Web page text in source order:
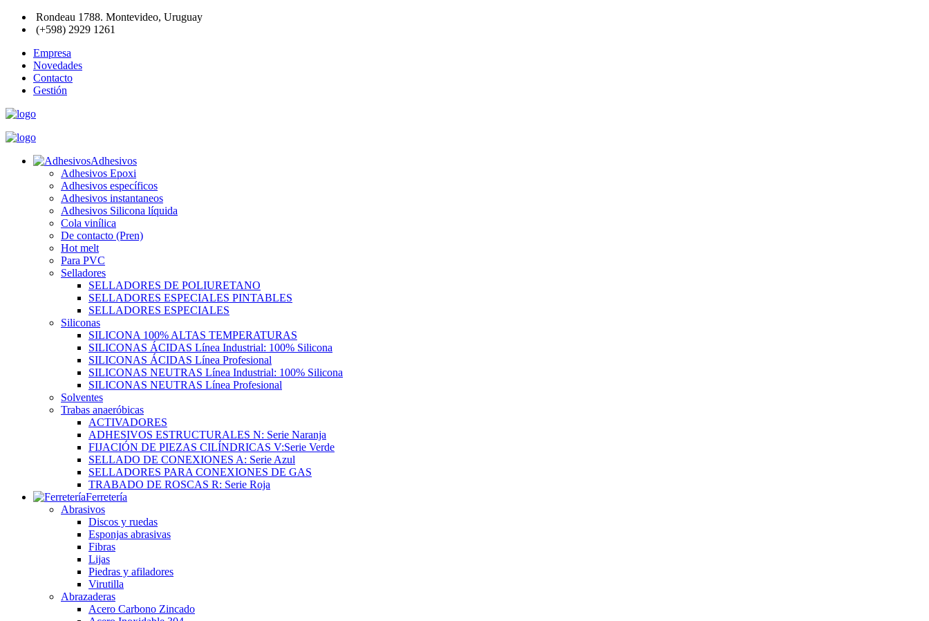
Rondeau 1788. Montevideo, Uruguay
(+598) 2929 1261
Empresa
Novedades
Contacto
Gestión
Adhesivos
Adhesivos Epoxi
Adhesivos específicos
Adhesivos instantaneos
Adhesivos Silicona líquida
Cola vinílica
De contacto (Pren)
Hot melt
Para PVC
Selladores
SELLADORES DE POLIURETANO
SELLADORES ESPECIALES PINTABLES
SELLADORES ESPECIALES
Siliconas
SILICONA 100% ALTAS TEMPERATURAS
SILICONAS ÁCIDAS Línea Industrial: 100% Silicona
SILICONAS ÁCIDAS Línea Profesional
SILICONAS NEUTRAS Línea Industrial: 100% Silicona
SILICONAS NEUTRAS Línea Profesional
Solventes
Trabas anaeróbicas
ACTIVADORES
ADHESIVOS ESTRUCTURALES N: Serie Naranja
FIJACIÓN DE PIEZAS CILÍNDRICAS V:Serie Verde
SELLADO DE CONEXIONES A: Serie Azul
SELLADORES PARA CONEXIONES DE GAS
TRABADO DE ROSCAS R: Serie Roja
Ferretería
Abrasivos
Discos y ruedas
Esponjas abrasivas
Fibras
Lijas
Piedras y afiladores
Virutilla
Abrazaderas
Acero Carbono Zincado